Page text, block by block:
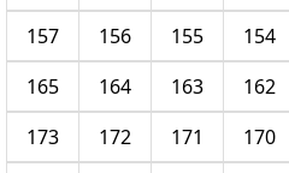
154
155
156
157
162
163
164
165
170
171
172
173